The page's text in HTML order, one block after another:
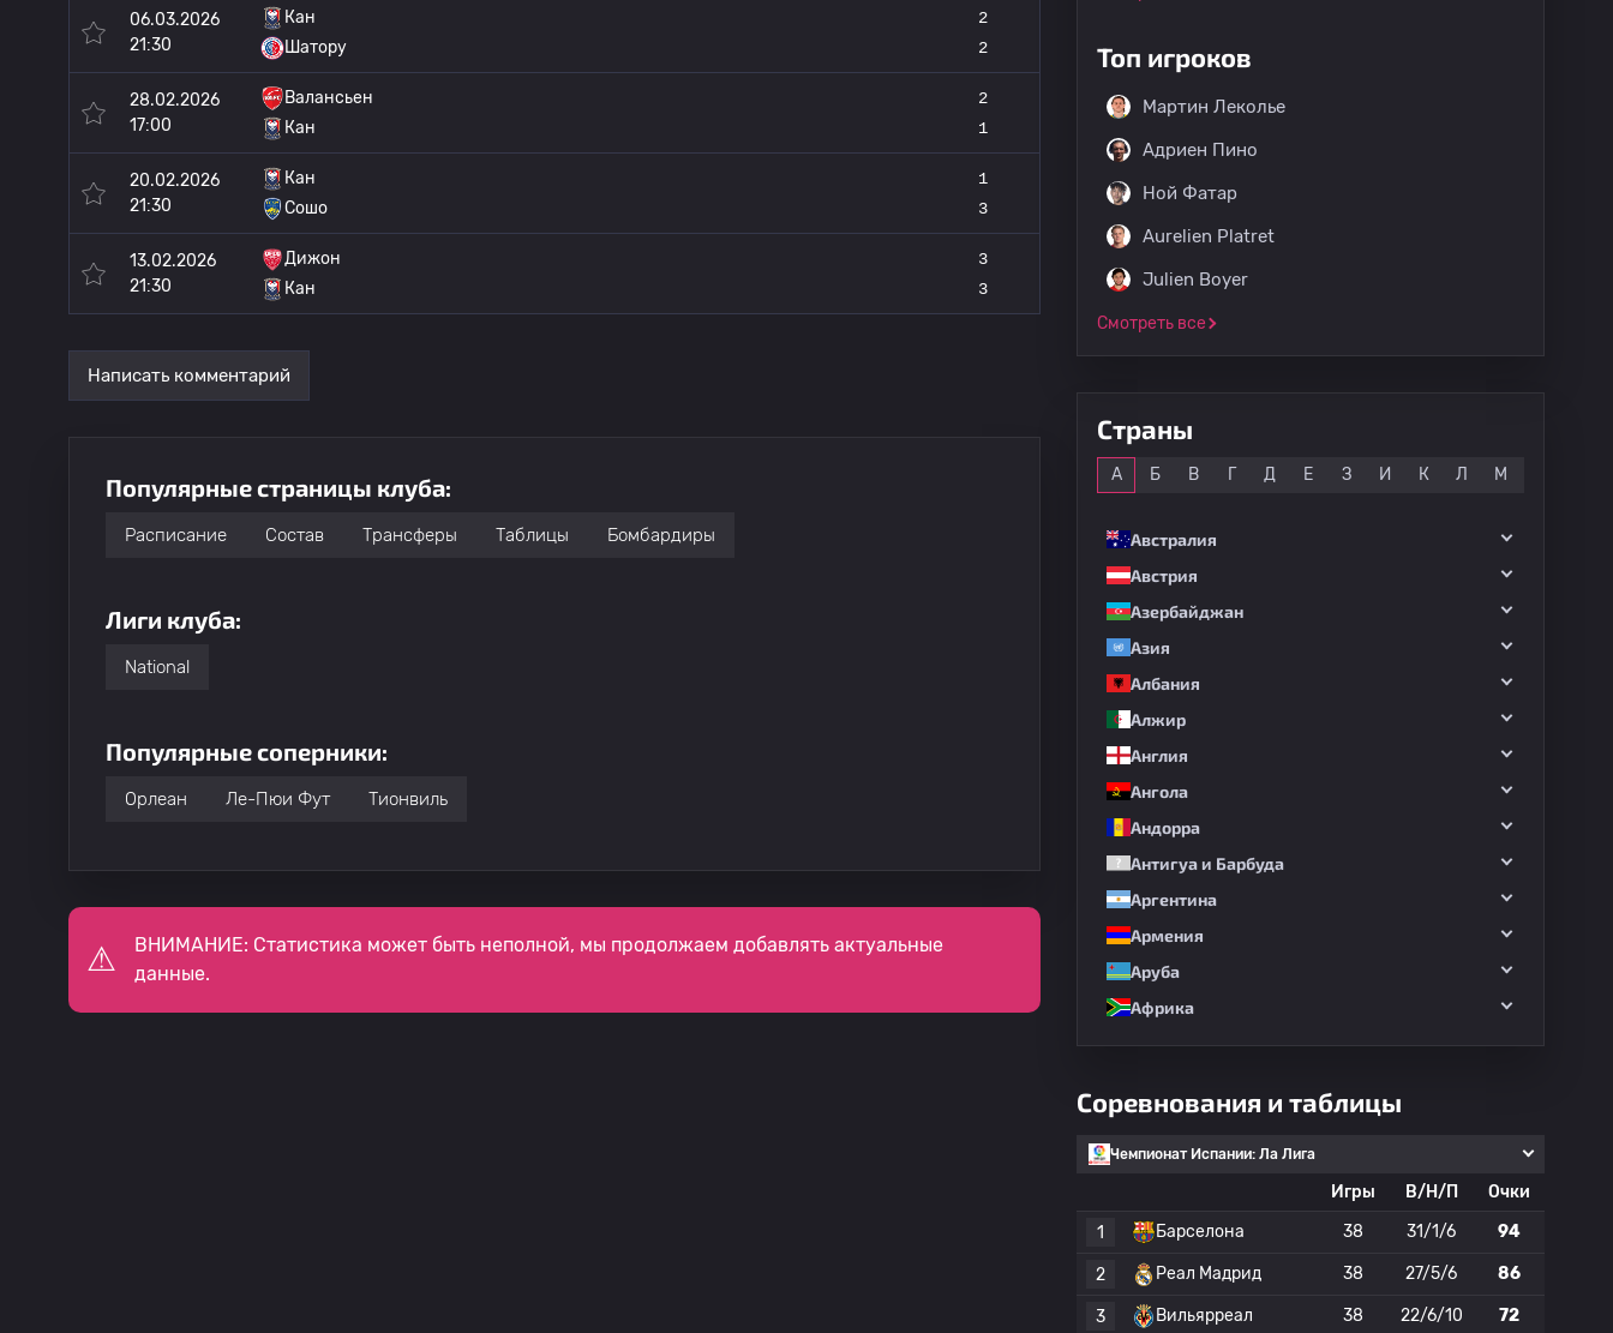
06.03.2026
21:30
Кан
Шатору
2
2
28.02.2026
17:00
Валансьен
Кан
2
1
20.02.2026
21:30
Кан
Сошо
1
3
13.02.2026
21:30
Дижон
Кан
3
3
Написать комментарий
Популярные страницы клуба:
Расписание Состав Трансферы Таблицы Бомбардиры
Лиги клуба:
National
Популярные соперники:
Орлеан Ле-Пюи Фут Тионвиль
ВНИМАНИЕ: Статистика может быть неполной, мы продолжаем добавлять актуальные
данные.
Топ игроков
Мартин Леколье
Адриен Пино
Ной Фатар
Aurelien Platret
Julien Boyer
Смотреть все
Страны
А Б В Г Д Е З И К Л М
Австралия
Австрия
Азербайджан
Азия
Албания
Алжир
Англия
Ангола
Андорра
Антигуа и Барбуда
Аргентина
Армения
Аруба
Африка
Соревнования и таблицы
Чемпионат Испании: Ла Лига
Игры В/Н/П
Очки
1
Барселона 38 31/1/6 94
2 Реал Мадрид 38 27/5/6 86
3 Вильярреал 38 22/6/10 72